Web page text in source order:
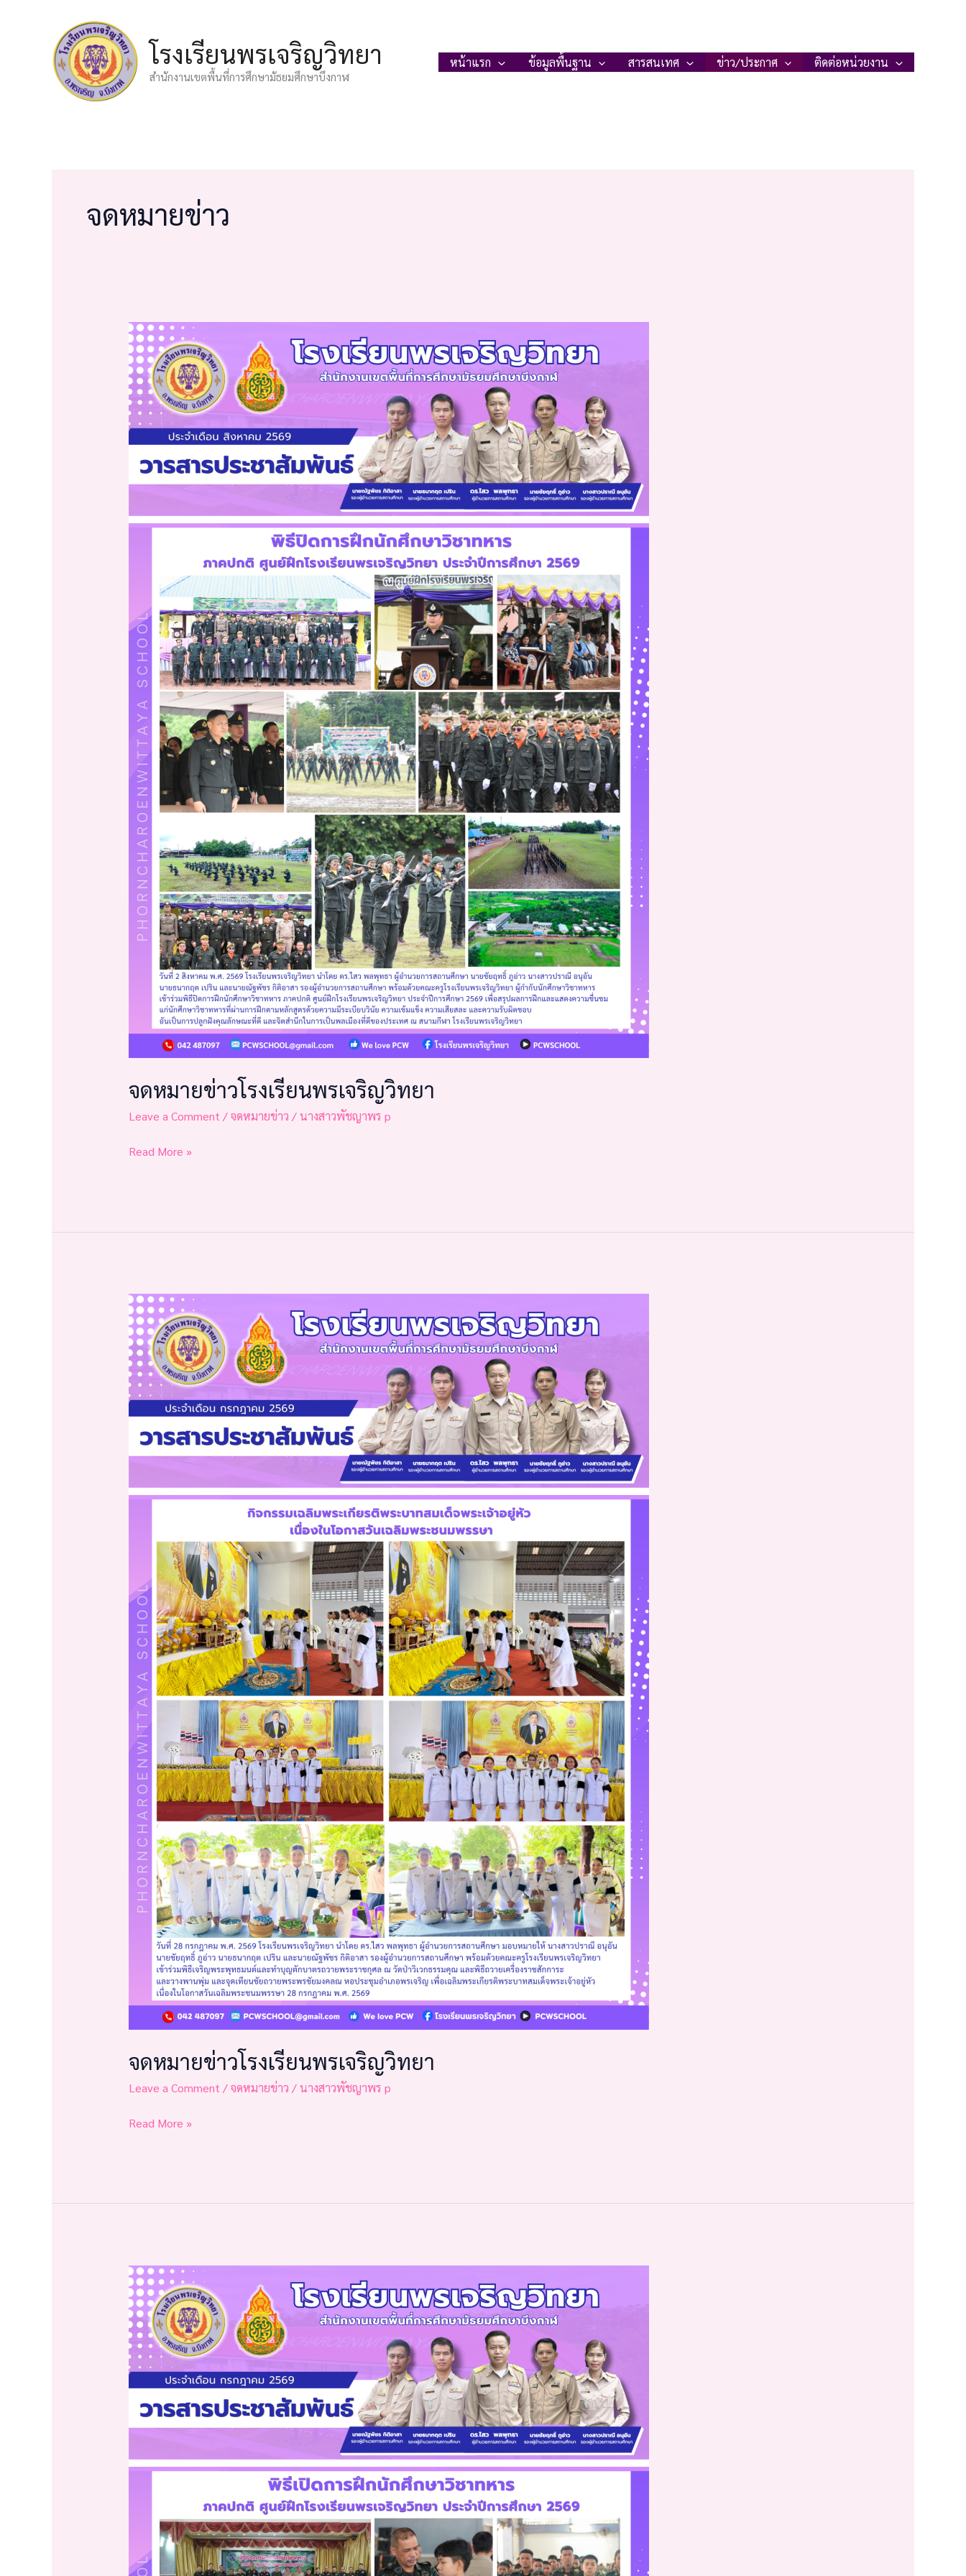
โรงเรียนพรเจริญวิทยา
สำนักงานเขตพื้นที่การศึกษามัธยมศึกษาบึงกาฬ
หน้าแรก ข้อมูลพื้นฐาน สารสนเทศ ข่าว/ประกาศ ติดต่อหน่วยงาน
จดหมายข่าว
จดหมายข่าวโรงเรียนพรเจริญวิทยา
Leave a Comment /จดหมายข่าว /นางสาวพัชญาพร p
จดหมาย
ข่าว
โรงเรียน
พรเจริญ
วิทยา
Read More »
จดหมายข่าวโรงเรียนพรเจริญวิทยา
Leave a Comment /จดหมายข่าว /นางสาวพัชญาพร p
จดหมาย
ข่าว
โรงเรียน
พรเจริญ
วิทยา
Read More »
จดหมาย
ข่าว
โรงเรียน
พรเจริญ
วิทยา